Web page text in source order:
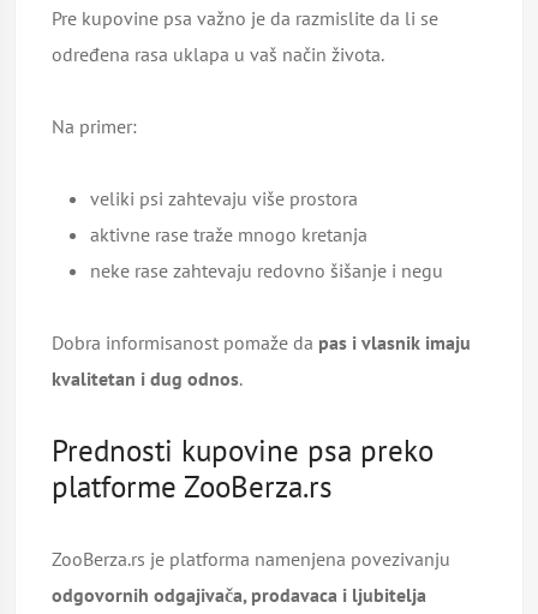
Pre kupovine psa važno je da razmislite da li se
određena rasa uklapa u vaš način života.
Na primer:
veliki psi zahtevaju više prostora
aktivne rase traže mnogo kretanja
neke rase zahtevaju redovno šišanje i negu
Dobra informisanost pomaže da pas i vlasnik imaju
kvalitetan i dug odnos.
Prednosti kupovine psa preko
platforme ZooBerza.rs
ZooBerza.rs je platforma namenjena povezivanju
odgovornih odgajivača, prodavaca i ljubitelja